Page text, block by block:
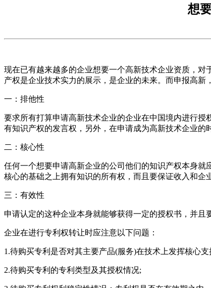
想
现在已有越来越多的企业想要一个高新技术企业资质，
产权是企业技术实力的展示，是企业的未来。而申报高
一：排他性
要求所有打算申请高新技术企业的企业在中国境内进行
有知识产权的发言权，另外，在申请成为高新技术企业的
二：核心性
任何一个想要申请高新企业的公司他们的知识产权本身
核心的基础之上拥有知识的所有权，而且要保证收入和企
三：有效性
申请认定的这种企业本身就能够获得一定的授权书，并且
企业在进行专利权转让时应注意以下问题：
1.待购买专利是否对其主要产品(服务)在技术上发挥核心支
2.待购买专利的专利类型及其授权情况;